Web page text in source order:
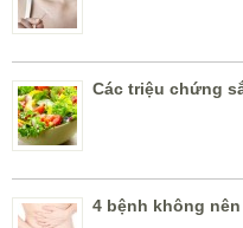
Các triệu chứng
4 bệnh không